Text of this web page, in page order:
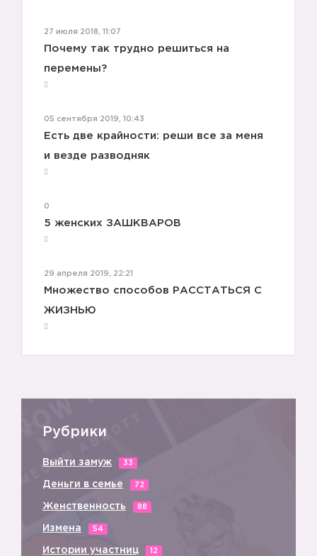
27 июля 2018, 11:07
Почему так трудно решиться на
перемены?
05 сентября 2019, 10:43
Есть две крайности: реши все за меня
и везде разводняк
0
5 женских ЗАШКВАРОВ
29 апреля 2019, 22:21
Множество способов РАССТАТЬСЯ С
ЖИЗНЬЮ
Рубрики
Выйти замуж 33
Деньги в семье 72
Женственность 88
Измена 54
Истории участниц 12